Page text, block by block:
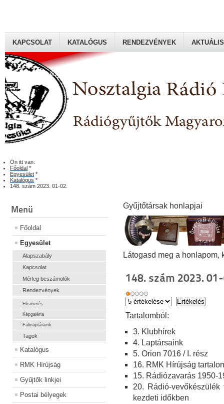
Rádiógyűjtők Magyaroszági Klubja
KAPCSOLAT KATALÓGUS RENDEZVÉNYEK AKTUÁLIS
Ön itt van:
Főoldal *
Egyesület *
Katalógus *
148. szám 2023. 01-02.
Menü
Főoldal
Egyesület
Alapszabály
Kapcsolat
Mérleg beszámolók
Rendezvények
Elismerés
Képgaléria
Falinaptáraink
Tagok
Katalógus
RMK Hírújság
Gyűjtők linkjei
Postai bélyegek
Gyűjtőtársak honlapjai
Látogasd meg a honlapom,
148. szám 2023.
Tartalomból:
3. Klubhírek
4. Laptársaink
5. Orion 7016 / I. rész
16. RMK Hírújság
15. Rádiózavarás 1950-
20. Rádió-
kezdeti időkben